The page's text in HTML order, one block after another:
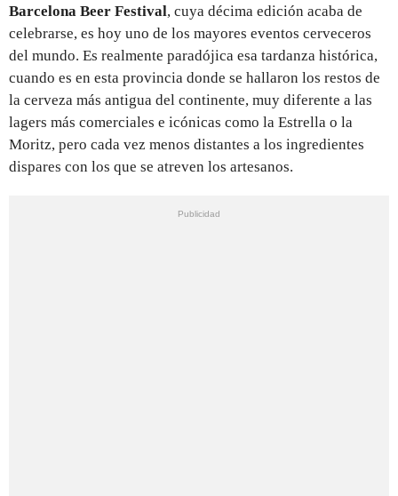
Barcelona Beer Festival, cuya décima edición acaba de
celebrarse, es hoy uno de los mayores eventos cerveceros
del mundo. Es realmente paradójica esa tardanza histórica,
cuando es en esta provincia donde se hallaron los restos de
la cerveza más antigua del continente, muy diferente a las
lagers más comerciales e icónicas como la Estrella o la
Moritz, pero cada vez menos distantes a los ingredientes
dispares con los que se atreven los artesanos.